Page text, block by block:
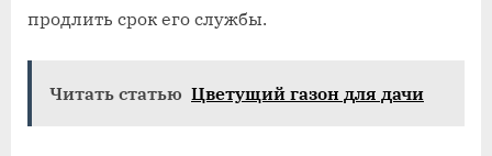
продлить срок его службы.
Читать статью Цветущий газон для дачи